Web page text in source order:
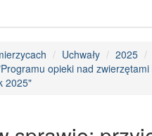
Uchwały 2025
opieki nad
2025"